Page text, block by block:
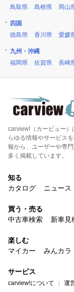
鳥取県
島根県 岡山
四国
徳島県
香川県 愛媛
九州・沖縄
福岡県
佐賀県 長崎
carview!（カービュー
らゆる情報やサービス
報から、ユーザーや専
多く掲載しています。
知る
カタログ
ニュース
買う・売る
中古車検索
新車見
楽しむ
マイカー
みんカラ
サービス
carview!について 運